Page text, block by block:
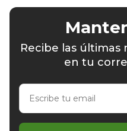
Recibe las
en tu
Escribe
email